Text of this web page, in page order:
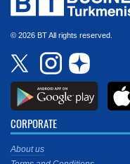
© 2026 BT All rights reserved.
CORPORATE
About us